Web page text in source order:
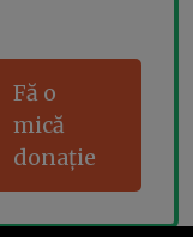
Fă o
mică
donație